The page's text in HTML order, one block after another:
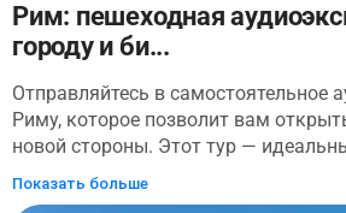
Рим: пешеходная
городу и би...
Отправляйтесь в самостоятельное
Риму, которое позволит вам
новой стороны. Этот тур —
кто хочет погрузиться в историю и
Рима. Вы начнёте своё
Показать больше